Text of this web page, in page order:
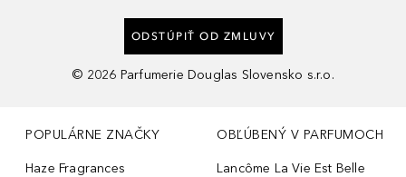
ODSTÚPIŤ OD ZMLUVY
© 2026 Parfumerie Douglas Slovensko s.r.o.
POPULÁRNE ZNAČKY
Haze Fragrances
OBĽÚBENÝ V PARFUMOCH
Lancôme La Vie Est Belle